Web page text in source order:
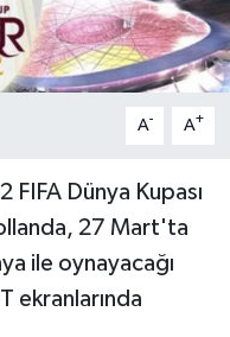
A- A+
FIFA Dünya Kupası
27 Mart'ta
ile oynayacağı
ekranlarında